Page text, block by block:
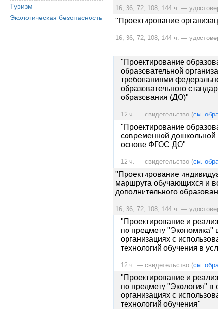
Туризм
Экологическая безопасность
16, 36, 72, 108, 144 ч. —
"Проектирование
16, 36, 72, 108, 144 ч. —
"Проектирование
образовательной
требованиями
образовательного
образования (ДО)"
12 ч. — свидетельство (см.
"Проектирование
современной дошкольной
основе ФГОС ДО"
12 ч. — свидетельство (см.
"Проектирование
маршрута обучающихся и
дополнительного
16, 36, 72, 108, 144 ч. —
"Проектирование и
по предмету "Экономика"
организациях с
технологий обучения в
12 ч. — свидетельство (см.
"Проектирование и
по предмету "Экология"
организациях с
технологий обучения"